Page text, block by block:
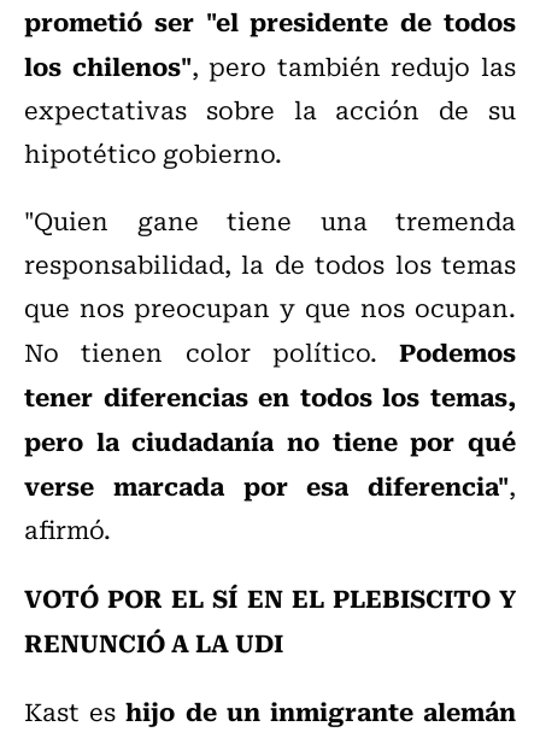
prometió ser "el presidente de todos
los chilenos", pero también redujo las
expectativas sobre la acción de su
hipotético gobierno.
"Quien gane tiene una tremenda
responsabilidad, la de todos los temas
que nos preocupan y que nos ocupan.
No tienen color político. Podemos
tener diferencias en todos los temas,
pero la ciudadanía no tiene por qué
verse marcada por esa diferencia",
afirmó.
VOTÓ POR EL SÍ EN EL PLEBISCITO Y
RENUNCIÓ A LA UDI
Kast eshijo de un inmigrante alemán